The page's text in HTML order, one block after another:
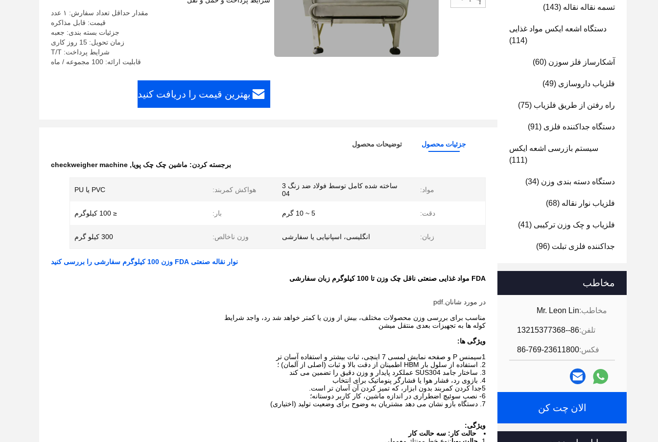
تسمه نقاله نقاله (143)
دستگاه اشعه ایکس مواد غذایی
(114)
آشکارساز فلز سوزن (60)
فلزیاب داروسازی (49)
راه رفتن از طریق فلزیاب (75)
دستگاه جداکننده فلزی (91)
سیستم بازرسی اشعه ایکس
(111)
دستگاه دسته بندی وزن (34)
فلزیاب نوار نقاله (68)
فلزیاب و چک وزن ترکیبی (41)
جداکننده فلزی تبلت (96)
مخاطب
مخاطب:Mr. Leon Lin
تلفن:86--13215377368
فکس:86-769-23611800
الان چت کن
مقدار حداقل تعداد سفارش: ۱ عدد
قیمت: قابل مذاکره
جزئیات بسته بندی: جعبه
زمان تحویل: 15 روز کاری
شرایط پرداخت: T/T
قابلیت ارائه: 100 مجموعه / ماه
بهترین قیمت را دریافت کنید
جزئیات محصول توضیحات محصول
برجسته کردن: ماشین چک چک پویا,
checkweigher machine
مواد:
ساخته شده کامل توسط فولاد ضد زنگ 3
04
هواکش کمربند: PVC یا PU
دقت: 5 ~ 10 گرم بار: ≤ 100 کیلوگرم
زبان: انگلیسی، اسپانیایی یا سفارشی وزن ناخالص: 300 کیلو گرم
نوار نقاله صنعتی FDA وزن 100 کیلوگرم سفارشی را بررسی کنید
FDA مواد غذایی صنعتی ناقل چک وزن تا 100 کیلوگرم زبان سفارشی
در مورد شانان.pdf
مناسب برای بررسی وزن محصولات مختلف، بیش از وزن یا کمتر خواهد شد رد، واجد شرایط
کوله ها به تجهیزات بعدی منتقل میشن
ویژگی ها:
1سیمنس P و صفحه نمایش لمسی 7 اینچی، ثبات بیشتر و استفاده آسان تر
2. استفاده از سلول بار HBM اطمینان از دقت بالا و ثبات (اصلی از آلمان) ؛
3. ساختار جامد SUS304 عملکرد پایدار و وزن دقیق را تضمین می کند
4. بازوی رد، فشار هوا یا فشارگر پنوماتیک برای انتخاب
5جدا کردن کمربند بدون ابزار، که تمیز کردن آن آسان تر است.
6- نصب سوئیچ اضطراری در اندازه ماشین، کار کاربر دوستانه؛
7. دستگاه بازو نشان می دهد مشتریان به وضوح برای وضعیت تولید (اختیاری)
ویژگی:
حالت کار: سه حالت کار